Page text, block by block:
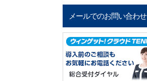
メールでのお問い合わせ